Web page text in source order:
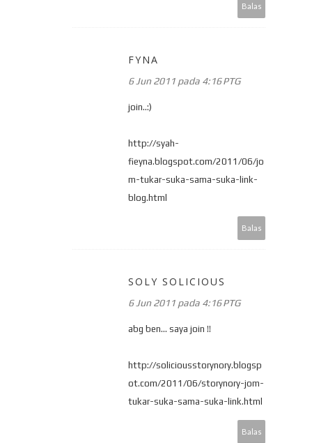
Balas
FYNA
6 Jun 2011 pada 4:16 PTG
join..:)
http://syah-
fieyna.blogspot.com/2011/06/jo
m-tukar-suka-sama-suka-link-
blog.html
Balas
SOLY SOLICIOUS
6 Jun 2011 pada 4:16 PTG
abg ben... saya join !!
http://soliciousstorynory.blogsp
ot.com/2011/06/storynory-jom-
tukar-suka-sama-suka-link.html
Balas